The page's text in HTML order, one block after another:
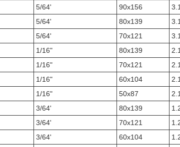
5/64' 90x156
5/64' 80x139
5/64' 70x121
1/16" 80x139
1/16" 70x121
1/16" 60x104
1/16" 50x87
3/64' 80x139
3/64' 70x121
3/64' 60x104